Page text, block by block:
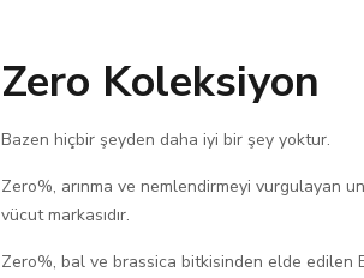
Zero Koleksiyon
Bazen hiçbir şeyden daha iyi bir şey yoktur.
Zero%, arınma ve nemlendirmeyi vurgulayan
vücut markasıdır.
Zero%, bal ve brassica bitkisinden elde edilen